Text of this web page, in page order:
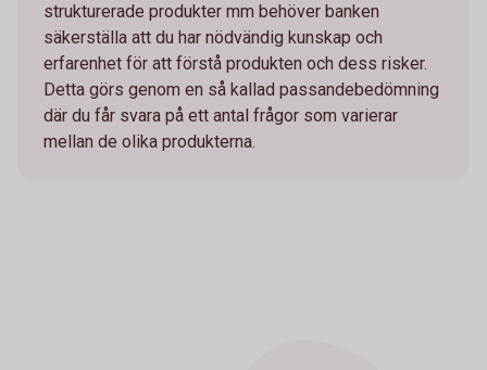
strukturerade produkter mm behöver banken
säkerställa att du har nödvändig kunskap och
erfarenhet för att förstå produkten och dess risker.
Detta görs genom en så kallad passandebedömning
där du får svara på ett antal frågor som varierar
mellan de olika produkterna.